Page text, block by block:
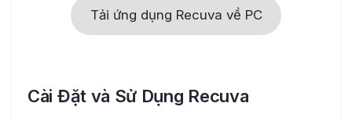
Tải ứng dụng Recuva về PC
Cài Đặt và Sử Dụng Recuva